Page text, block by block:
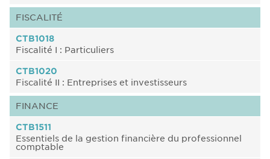
FISCALITÉ
CTB1018
Fiscalité I : Particuliers
CTB1020
Fiscalité II : Entreprises et investisseurs
FINANCE
CTB1511
Essentiels de la gestion financière du professionnel
comptable